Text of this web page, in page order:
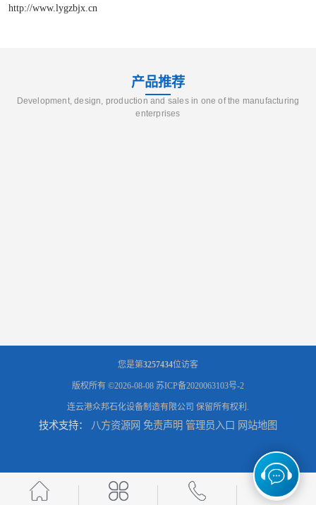
http://www.lygzbjx.cn
产品推荐
Development, design, production and sales in one of the manufacturing
enterprises
您是第3257434位访客
版权所有 ©2026-08-08 苏ICP备2020063103号-2
连云港众邦石化设备制造有限公司 保留所有权利.
技术支持： 八方资源网 免责声明 管理员入口 网站地图